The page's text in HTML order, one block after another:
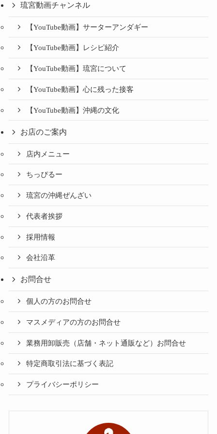
琉宮動画チャンネル
【YouTube動画】サーターアンダギー
【YouTube動画】レシピ紹介
【YouTube動画】琉宮について
【YouTube動画】心に残った接客
【YouTube動画】沖縄の文化
お店のご案内
店内メニュー
ちっぴるー
琉宮の沖縄ぜんざい
代表者挨拶
採用情報
会社沿革
お問合せ
個人の方のお問合せ
マスメディアの方のお問合せ
業務用卸販売（店舗・ネット通販など）お問合せ
特定商取引法に基づく表記
プライバシーポリシー